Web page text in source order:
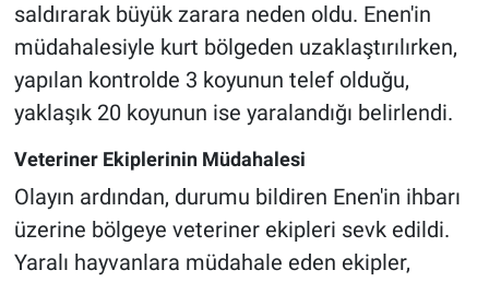
saldırarak büyük zarara neden oldu. Enen'in
müdahalesiyle kurt bölgeden uzaklaştırılırken,
yapılan kontrolde 3 koyunun telef olduğu,
yaklaşık 20 koyunun ise yaralandığı belirlendi.
Veteriner Ekiplerinin Müdahalesi
Olayın ardından, durumu bildiren Enen'in ihbarı
üzerine bölgeye veteriner ekipleri sevk edildi.
Yaralı hayvanlara müdahale eden ekipler,